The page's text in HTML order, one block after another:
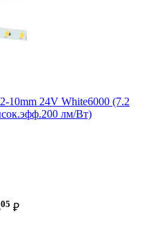
10mm 24V White6000 (7.2
лм/Вт)
05 ₽